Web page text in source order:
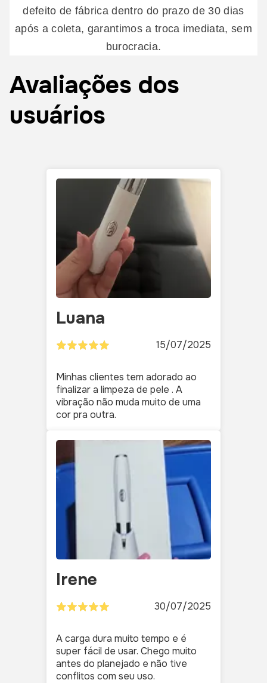
defeito de fábrica dentro do prazo de 30 dias
após a coleta, garantimos a troca imediata, sem
burocracia.
Avaliações dos
usuários
Luana
15/07/2025
Minhas clientes tem adorado ao
finalizar a limpeza de pele . A
vibração não muda muito de uma
cor pra outra.
Irene
30/07/2025
A carga dura muito tempo e é
super fácil de usar. Chego muito
antes do planejado e não tive
conflitos com seu uso.